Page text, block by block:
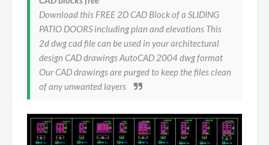
Download this FREE 2D CAD Block of a SLIDING
PATIO DOORS including plan and elevations This
2d dwg cad file can be used in your architectural
design CAD drawings AutoCAD 2004 dwg format
Our CAD drawings are purged to keep the files clean
of any unwanted layers